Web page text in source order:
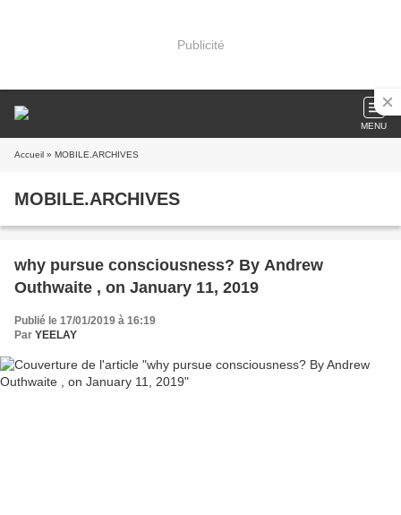
Publicité
MENU
Accueil » MOBILE.ARCHIVES
MOBILE.ARCHIVES
why pursue consciousness? By Andrew
Outhwaite , on January 11, 2019
Publié le 17/01/2019 à 16:19
Par YEELAY